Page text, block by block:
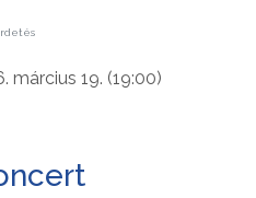
március 19. (19:00)